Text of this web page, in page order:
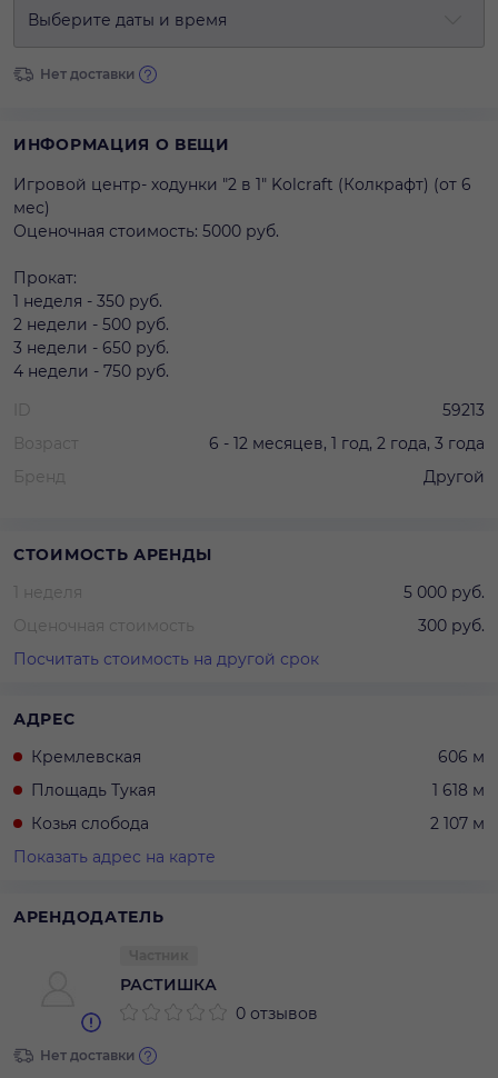
Выберите даты и время
Нет доставки
ИНФОРМАЦИЯ О ВЕЩИ
Игровой центр- ходунки "2 в 1" Kolcraft (Колкрафт) (от 6
мес)
Оценочная стоимость: 5000 руб.
Прокат:
1 неделя - 350 руб.
2 недели - 500 руб.
3 недели - 650 руб.
4 недели - 750 руб.
ID
59213
Возраст
6 - 12 месяцев, 1 год, 2 года, 3 года
Бренд
Другой
СТОИМОСТЬ АРЕНДЫ
1 неделя
5 000 руб.
Оценочная стоимость
300 руб.
Посчитать стоимость на другой срок
АДРЕС
Кремлевская
606 м
Площадь Тукая
1 618 м
Козья слобода
2 107 м
Показать адрес на карте
АРЕНДОДАТЕЛЬ
РАСТИШКА
0 отзывов
Нет доставки